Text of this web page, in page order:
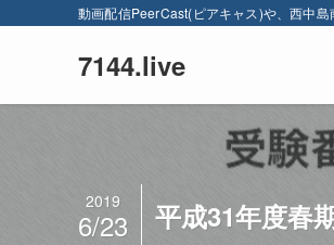
動画配信PeerCast(ピアキャス)や、西中島
7144.live
平成31年度春
2019
6/23